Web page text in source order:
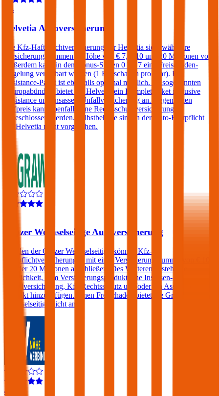
4,4
Helvetia Autoversicherung
Die Kfz-Haftpflichtversicherung der Helvetia sieht wählbare
Versicherungssummen in Höhe von € 7,6, 10 und 20 Millionen vor.
Außerdem kann in den Bonus-Stufen 0 bis 7 eine Freischaden-
Regelung vereinbart werden (1 Freischaden pro Jahr). Ein
Assistance-Paket ist ebenfalls optional möglich. Im sogenannten
„Europabündel“ bietet die Helvetia ein Komplettpaket inklusive
Assistance und Insassen-Unfallversicherung an. Gegen einen
Aufpreis kann ebenfalls eine Rechtsschutzversicherung
abgeschlossen werden. Selbstbehalte sind in der Auto-Haftpflicht
der Helvetia nicht vorgesehen.
Grazer Wechselseitige Autoversicherung
Kunden der Grazer Wechselseitige können Kfz-
Haftpflichtversicherungen mit einer Versicherungssumme von € 10,
15 oder 20 Millionen abschließen. Des Weiteren besteht die
Möglichkeit, dem Versicherungsprodukt eine Insassen-
Unfallversicherung, Kfz-Rechtsschutz und/oder ein Assistance-
Produkt hinzuzufügen. Einen Freischaden bietet die Grazer
Wechselseitige nicht an.
4,1